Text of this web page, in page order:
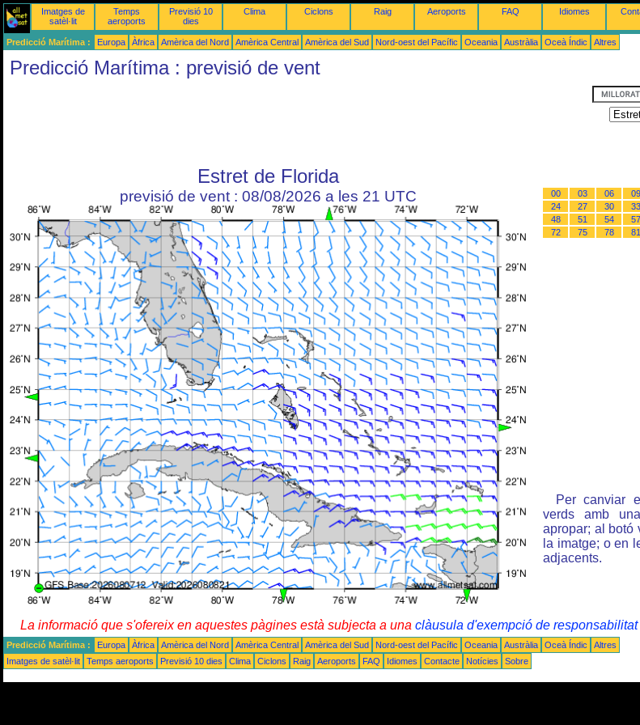
Imatges de
satèl·lit
Temps
aeroports
Previsió 10
dies
Clima Ciclons Raig Aeroports FAQ Idiomes
Predicció Marítima : Europa Àfrica Amèrica del Nord Amèrica Central Amèrica del Sud Nord-oest del Pacífic Oceania Austràlia Oceà Índic Altres
Predicció Marítima : previsió de vent
Estret de Florida
previsió de vent : 08/08/2026 a les 21 UTC 00 03 06 09
24
27 30 33
48
51 54 57
72
75 78 81
Per canviar
verds amb
apropar; al botó
la imatge; o en
adjacents.
La informació que s'ofereix en aquestes pàgines està subjecta a una clàusula d'exempció de responsabilitat
Predicció Marítima : Europa Àfrica Amèrica del Nord Amèrica Central Amèrica del Sud Nord-oest del Pacífic Oceania Austràlia Oceà Índic
Altres
Imatges de satèl·lit
Temps aeroports Previsió 10 dies Clima Ciclons Raig Aeroports FAQ Idiomes Contacte Notícies Sobre